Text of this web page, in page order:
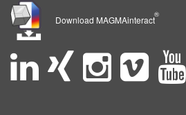
Download MAGMAinteract
®